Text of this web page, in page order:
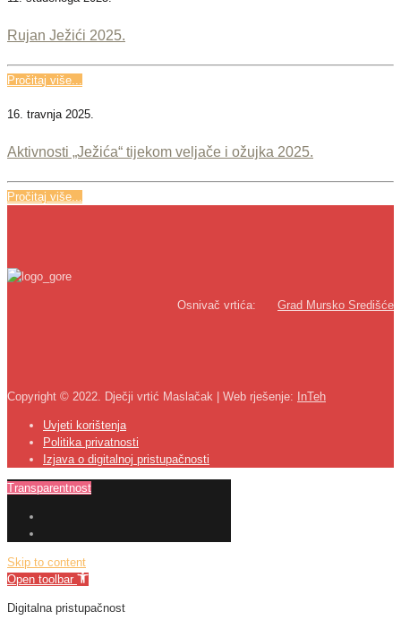
Rujan Ježići 2025.
Pročitaj više...
16. travnja 2025.
Aktivnosti „Ježića“ tijekom veljače i ožujka 2025.
Pročitaj više...
Osnivač vrtića: Grad Mursko Središće
Copyright © 2022. Dječji vrtić Maslačak | Web rješenje: InTeh
Uvjeti korištenja
Politika privatnosti
Izjava o digitalnoj pristupačnosti
Transparentnost
Skip to content
Open toolbar
Digitalna pristupačnost